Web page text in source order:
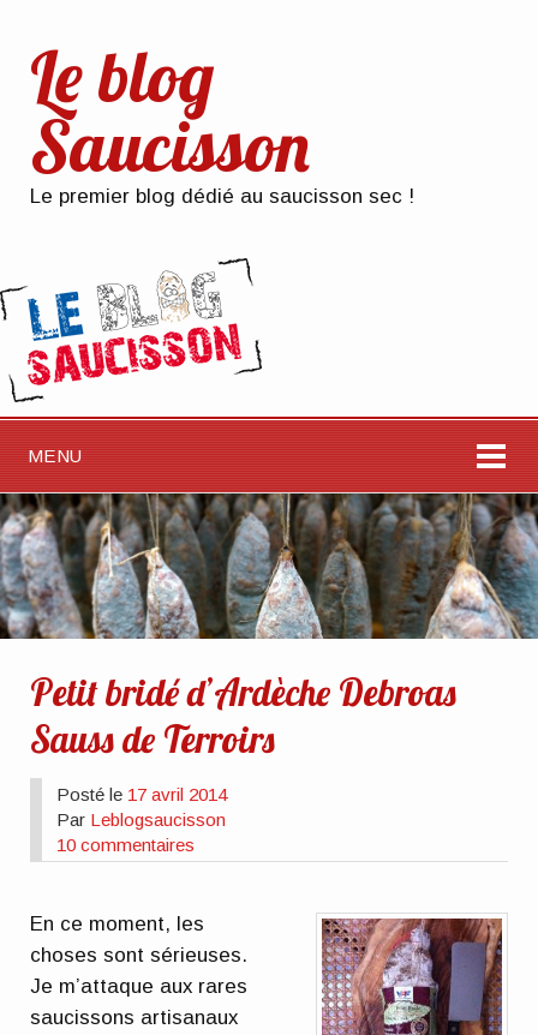
Le blog
Saucisson
Le premier blog dédié au saucisson sec !
MENU
Petit bridé d’Ardèche Debroas
Sauss de Terroirs
Posté le 17 avril 2014
Par Leblogsaucisson
10 commentaires
En ce moment, les
choses sont sérieuses.
Je m’attaque aux rares
saucissons artisanaux